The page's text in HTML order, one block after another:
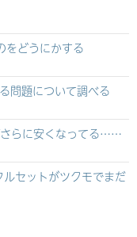
どうにかする
問題について調べる
らに安くなってる……
セットがツクモでまだ